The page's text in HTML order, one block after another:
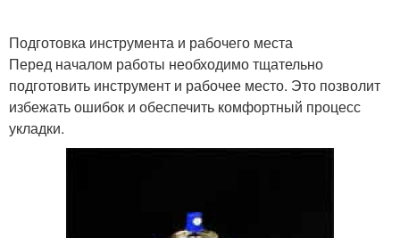
Дизайн для трафарета Силиконовый трафарет
Подготовка инструмента и рабочего места
Перед началом работы необходимо тщательно
подготовить инструмент и рабочее место. Это позволит
избежать ошибок и обеспечить комфортный процесс
укладки.